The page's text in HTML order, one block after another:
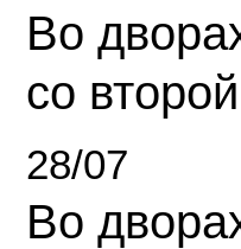
Во
со
28/07
Во